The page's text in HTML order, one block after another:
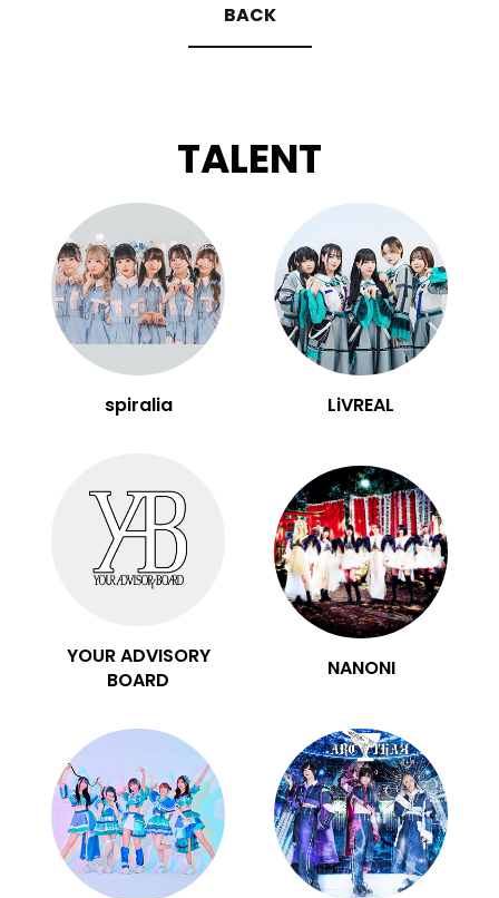
BACK
TALENT
spiralia LiVREAL
YOUR ADVISORY
BOARD
NANONI